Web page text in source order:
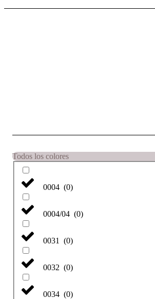
Todos los colores
0004 (0)
0004/04 (0)
0031 (0)
0032 (0)
0034 (0)